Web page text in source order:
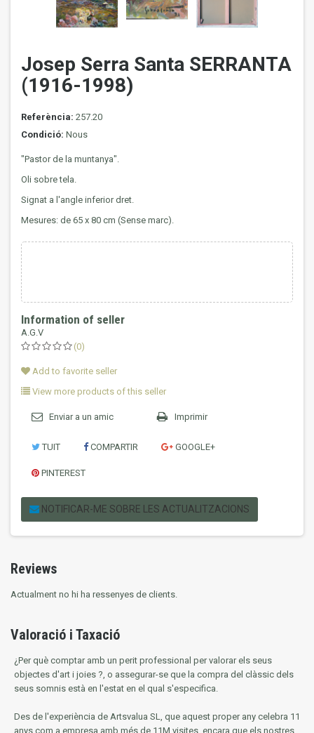
Josep Serra Santa SERRANTA
(1916-1998)
Referència: 257.20
Condició: Nous
"Pastor de la muntanya".
Oli sobre tela.
Signat a l'angle inferior dret.
Mesures: de 65 x 80 cm (Sense marc).
Information of seller
A.G.V
(0)
Add to favorite seller
View more products of this seller
Enviar a un amic Imprimir
TUIT COMPARTIR GOOGLE+
PINTEREST
NOTIFICAR-ME SOBRE LES ACTUALITZACIONS
Reviews
Actualment no hi ha ressenyes de clients.
Valoració i Taxació
¿Per què comptar amb un perit professional per valorar els seus
objectes d'art i joies ?, o assegurar-se que la compra del clàssic dels
seus somnis està en l'estat en el qual s'especifica.
Des de l'experiència de Artsvalua SL, que aquest proper any celebra 11
anys com a empresa amb més de 11M visites, encara que els nostres